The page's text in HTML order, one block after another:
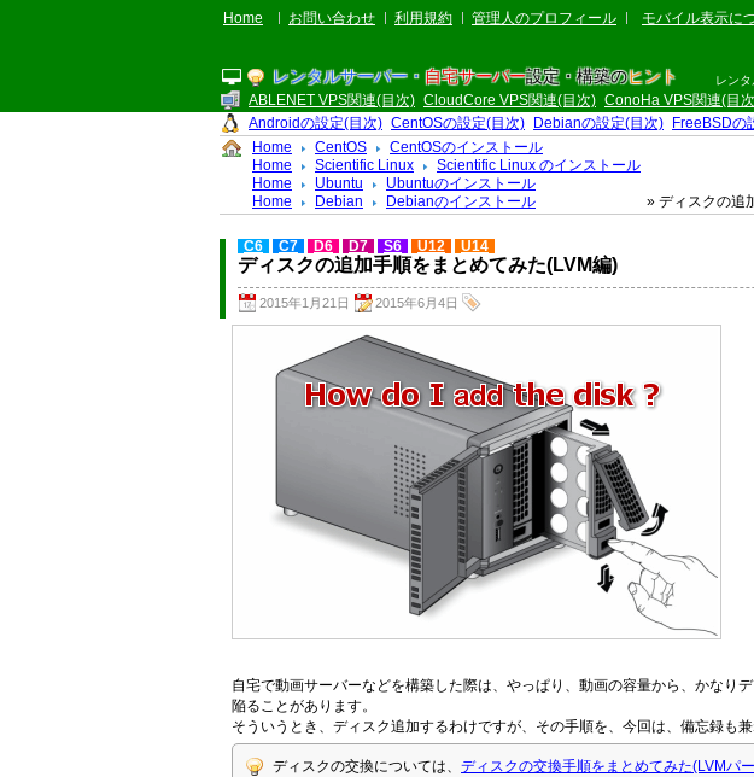
Home お問い合わせ 利用規約 管理人のプロフィール モバイル表示に
レンタルサーバー・ 自宅サーバー設定・構築のヒント レン
ABLENET VPS関連(目次) CloudCore VPS関連(目次) ConoHa VPS関連(目
Androidの設定(目次) CentOSの設定(目次) Debianの設定(目次) FreeBSDの
Home
CentOS
CentOSのインストール
Home
Scientific Linux
Scientific Linux のインストール
Home
Ubuntu
Ubuntuのインストール
Home
Debian Debianのインストール » ディスクの追
C6 C7 D6 D7 S6 U12 U14
ディスクの追加手順をまとめてみた(LVM編)
2015年1月21日 2015年6月4日
自宅で動画サーバーなどを構築した際は、やっぱり、動画の容量から、かなり
陥ることがあります。
そういうとき、ディスク追加するわけですが、その手順を、今回は、備忘録も
ディスクの交換については、 ディスクの交換手順をまとめてみた(LVMパ